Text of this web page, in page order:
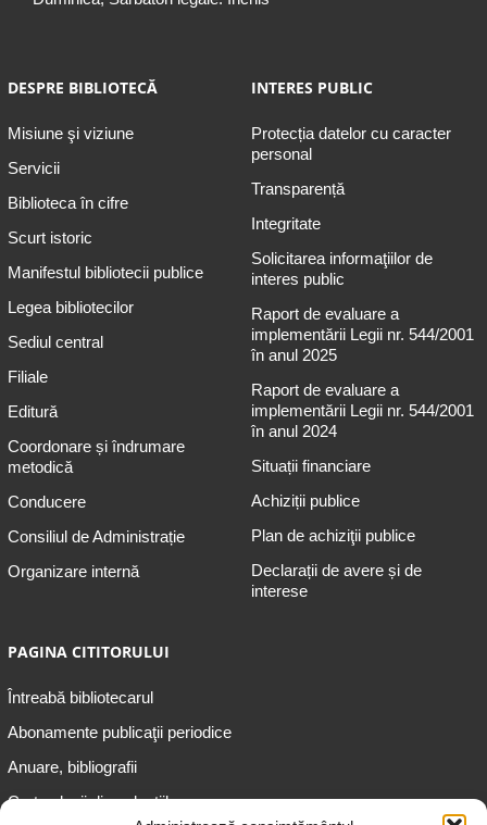
DESPRE BIBLIOTECĂ
Misiune şi viziune
Servicii
Biblioteca în cifre
Scurt istoric
Manifestul bibliotecii publice
Legea bibliotecilor
Sediul central
Filiale
Editură
Coordonare și îndrumare
metodică
Conducere
Consiliul de Administrație
Organizare internă
INTERES PUBLIC
Protecția datelor cu caracter
personal
Transparență
Integritate
Solicitarea informaţiilor de
interes public
Raport de evaluare a
implementării Legii nr. 544/2001
în anul 2025
Raport de evaluare a
implementării Legii nr. 544/2001
în anul 2024
Situații financiare
Achiziții publice
Plan de achiziţii publice
Declarații de avere și de
interese
PAGINA CITITORULUI
Întreabă bibliotecarul
Abonamente publicaţii periodice
Anuare, bibliografii
Cartea lunii din colecțiile